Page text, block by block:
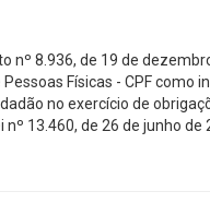
nº 8.936, de 19 de
Físicas - CPF como
no exercício de
13.460, de 26 de junho de